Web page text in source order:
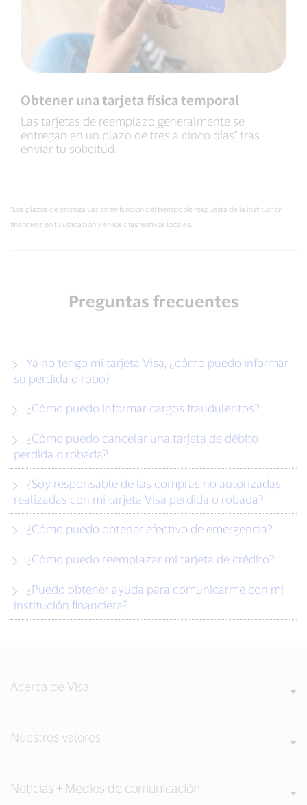
Obtener una tarjeta física temporal
Las tarjetas de reemplazo generalmente se
entregan en un plazo de tres a cinco días* tras
enviar tu solicitud.
*Los plazos de entrega varían en función del tiempo de respuesta de la institución
financiera en tu ubicación y en los días festivos locales.
Preguntas frecuentes
su perdida o robo?
¿Cómo puedo informar cargos fraudulentos?
perdida o robada?
realizadas con mi tarjeta Visa perdida o robada?
¿Cómo puedo obtener efectivo de emergencia?
¿Cómo puedo reemplazar mi tarjeta de crédito?
institución financiera?
Acerca de Visa
Nuestros valores
Noticias + Medios de comunicación